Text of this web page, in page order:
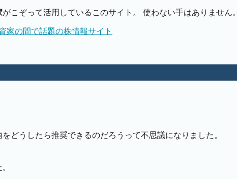
がこぞって活用しているこのサイト。 使わない手はありません。
家の間で話題の株情報サイト
どうしたら推奨できるのだろうって不思議になりました。